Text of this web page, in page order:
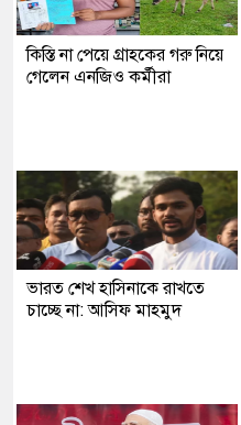
কিস্তি না পেয়ে গ্রাহকের গরু নিয়ে
গেলেন এনজিও কর্মীরা
ভারত শেখ হাসিনাকে রাখতে
চাচ্ছে না: আসিফ মাহমুদ